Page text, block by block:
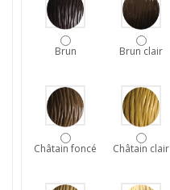
Brun Brun clair
Châtain foncé Châtain clair